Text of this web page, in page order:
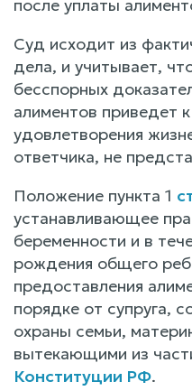
после уплаты
Суд исходит из
дела, и учитывает,
бесспорных
алиментов приведет
удовлетворения
ответчика, не
Положение пункта 1
устанавливающее
беременности и в
рождения общего
предоставления
порядке от супруга,
охраны семьи,
вытекающими из
Конституции РФ.